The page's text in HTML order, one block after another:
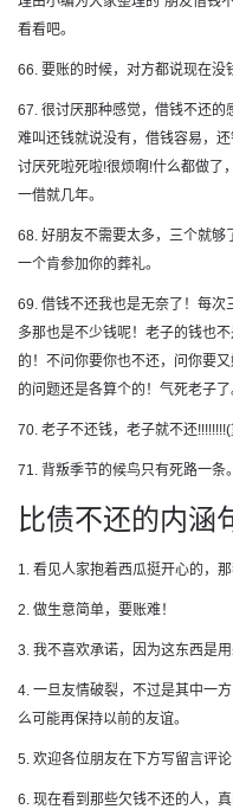
看看吧。
66. 要账的时候，对方都说现在没
67. 很讨厌那种感觉，借钱不还的
难叫还钱就说没有，借钱容易，
讨厌死啦死啦!很烦啊!什么都做了
一借就几年。
68. 好朋友不需要太多，三个就够
一个肯参加你的葬礼。
69. 借钱不还我也是无奈了！每
多那也是不少钱呢！老子的钱也
的！不问你要你也不还，问你要
的问题还是各算个的！气死老子了
70. 老子不还钱，老子就不还
71. 背叛季节的候鸟只有死路一条。
比债不还的内涵
1. 看见人家抱着西瓜挺开心的，
2. 做生意简单，要账难！
3. 我不喜欢承诺，因为这东西是
4. 一旦友情破裂，不过是其中一
么可能再保持以前的友谊。
5. 欢迎各位朋友在下方写留言评论
6. 现在看到那些欠钱不还的人，